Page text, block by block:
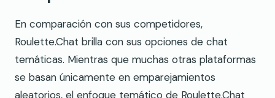
En comparación con sus competidores,
Roulette.Chat brilla con sus opciones de chat
temáticas. Mientras que muchas otras plataformas
se basan únicamente en emparejamientos
aleatorios, el enfoque temático de Roulette.Chat